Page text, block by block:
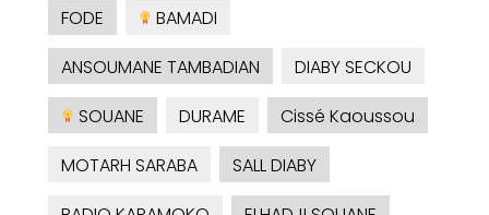
FODE
BAMADI
ANSOUMANE TAMBADIAN
DIABY SECKOU
SOUANE
DURAME
Cissé Kaoussou
MOTARH SARABA
SALL DIABY